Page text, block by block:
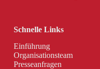
Schnelle Links
Einführung
Organisationsteam
Presseanfragen